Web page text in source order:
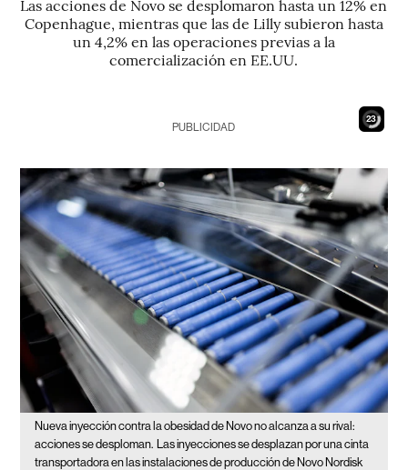
Las acciones de Novo se desplomaron hasta un 12% en
Copenhague, mientras que las de Lilly subieron hasta
un 4,2% en las operaciones previas a la
comercialización en EE.UU.
21
PUBLICIDAD
Nueva inyección contra la obesidad de Novo no alcanza a su rival:
acciones se desploman.
Las inyecciones se desplazan por una cinta
transportadora en las instalaciones de producción de Novo Nordisk